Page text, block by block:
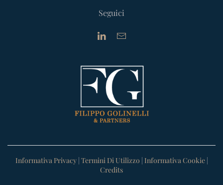
Seguici
Informativa Privacy| Termini Di Utilizzo Informativa Cookie|
Credits